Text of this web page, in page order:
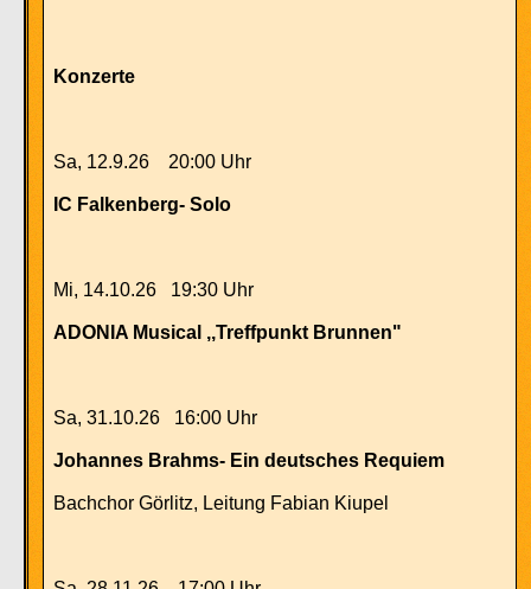
Konzerte
Sa, 12.9.26 20:00 Uhr
IC Falkenberg- Solo
Mi, 14.10.26 19:30 Uhr
ADONIA Musical ,,Treffpunkt Brunnen"
Sa, 31.10.26 16:00 Uhr
Johannes Brahms- Ein deutsches Requiem
Bachchor Görlitz, Leitung Fabian Kiupel